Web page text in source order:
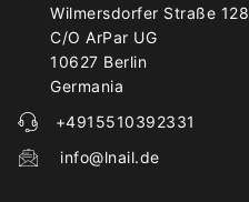
Wilmersdorfer Straße 128
C/O ArPar UG
10627 Berlin
Germania
+4915510392331
info@lnail.de